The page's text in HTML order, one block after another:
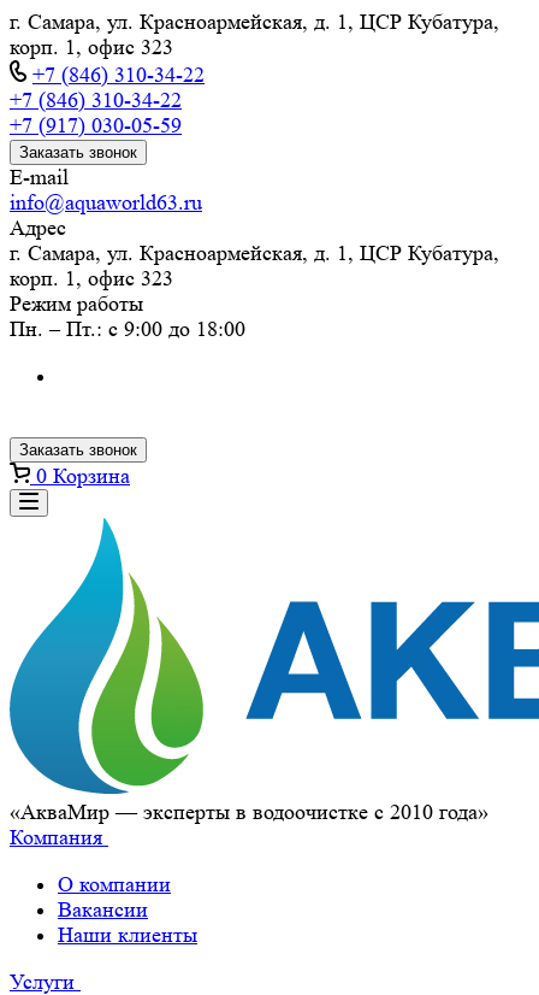
г. Самара, ул. Красноармейская, д. 1, ЦСР Кубатура,
корп. 1, офис 323
+7 (846) 310-34-22
+7 (846) 310-34-22
+7 (917) 030-05-59
Заказать звонок
E-mail
info@aquaworld63.ru
Адрес
г. Самара, ул. Красноармейская, д. 1, ЦСР Кубатура,
корп. 1, офис 323
Режим работы
Пн. – Пт.: с 9:00 до 18:00
Заказать звонок
0 Корзина
«АкваМир — эксперты в водоочистке с 2010 года»
Компания
О компании
Вакансии
Наши клиенты
Услуги